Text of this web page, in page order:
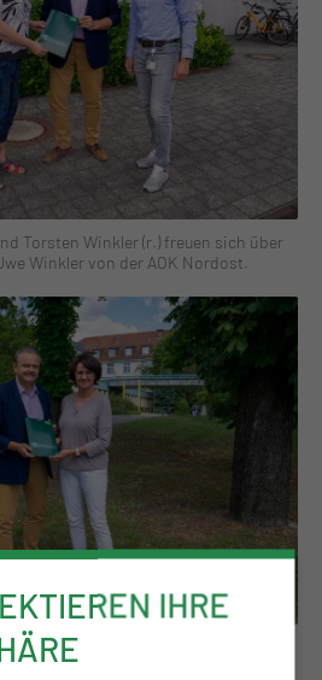
Torsten Winkler (r.) freuen sich über
Winkler von der AOK Nordost.
Thiem-Service GmbH erhielt eine
IHRE